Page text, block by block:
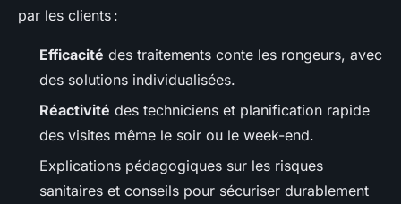
par les clients :
Efficacité des traitements conte les rongeurs, avec
des solutions individualisées.
Réactivité des techniciens et planification rapide
des visites même le soir ou le week-end.
Explications pédagogiques sur les risques
sanitaires et conseils pour sécuriser durablement